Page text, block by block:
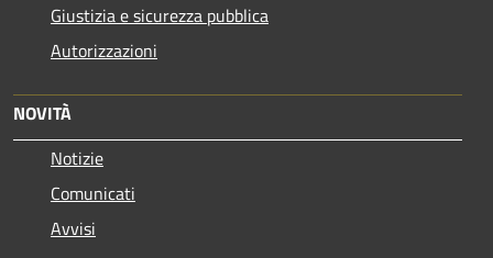
Giustizia e sicurezza pubblica
Autorizzazioni
NOVITÀ
Notizie
Comunicati
Avvisi